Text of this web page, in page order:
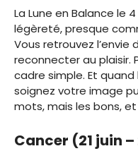
La Lune en Balance le
légèreté, presque
Vous retrouvez l’envie
reconnecter au plaisir.
cadre simple. Et quand
soignez votre image
mots, mais les bons,
Cancer (21 juin